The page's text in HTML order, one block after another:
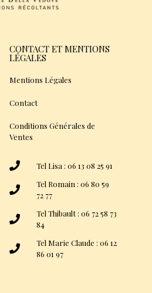
CONTACT ET MENTIONS
LÉGALES
Mentions Légales
Contact
Conditions Générales de
Ventes
Tel Lisa : 06 13 08 25 91
Tel Romain : 06 80 59
72 77
Tel Thibault : 06 72 58 73
84
Tel Marie Claude : 06 12
86 01 97